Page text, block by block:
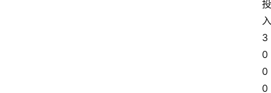
投
入
3
0
0
0